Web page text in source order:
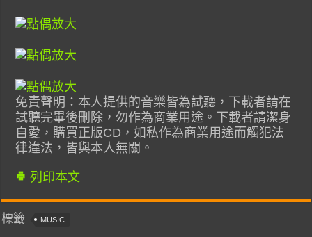
免責聲明：本人提供的音樂皆為試聽，下載者請在
試聽完畢後刪除，勿作為商業用途。下載者請潔身
自愛，購買正版CD，如私作為商業用途而觸犯法
律違法，皆與本人無關。
列印本文
標籤 MUSIC